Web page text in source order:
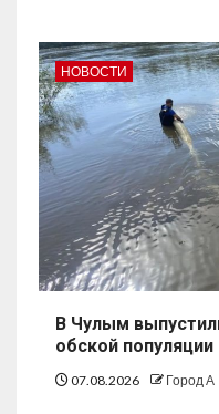
НОВОСТИ
В Чулым
обской популяции
07.08.2026 Город А